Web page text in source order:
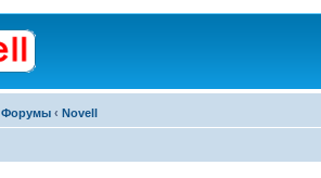
Форумы ‹ Novell